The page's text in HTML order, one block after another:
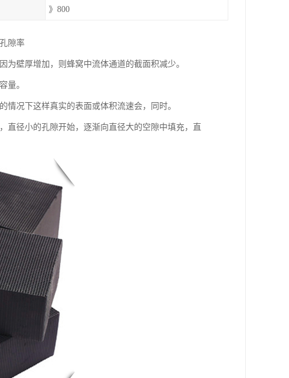
》800
隙率
壁厚增加，则蜂窝中流体通道的截面积减少。
量。
况下这样真实的表面或体积流速会，同时。
直径小的孔隙开始，逐渐向直径大的空隙中填充，直